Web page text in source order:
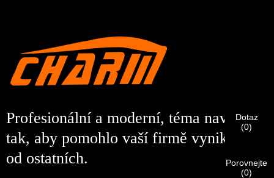
Profesionální a moderní, téma navržené
tak, aby pomohlo vaší firmě vyniknout
od ostatních.
jsem
Zákazník společnosti
CHARM
jsem
Nový návštěvník
Níže prosím zadejte svou aktuální pracovní e-mailovou
adresu, abyste si ověřili, že jste skutečným zákazníkem
CHARM.
Předložit
Před odesláním prosímOVĚŘTE VŠECHNY informace
jsou
OPRAVIT.
Nesprávné informace povedou k selhání
odesílaných materiálů.
Obdrželi jsme vaši žádost a vůliOVĚŘITváš předložený
informace pro autentizaci a autorizaci. Jednou
je identifikace ověřena, obdržíte upozornění e-mailem.
Dotaz
(0)
Porovnejte
(0)